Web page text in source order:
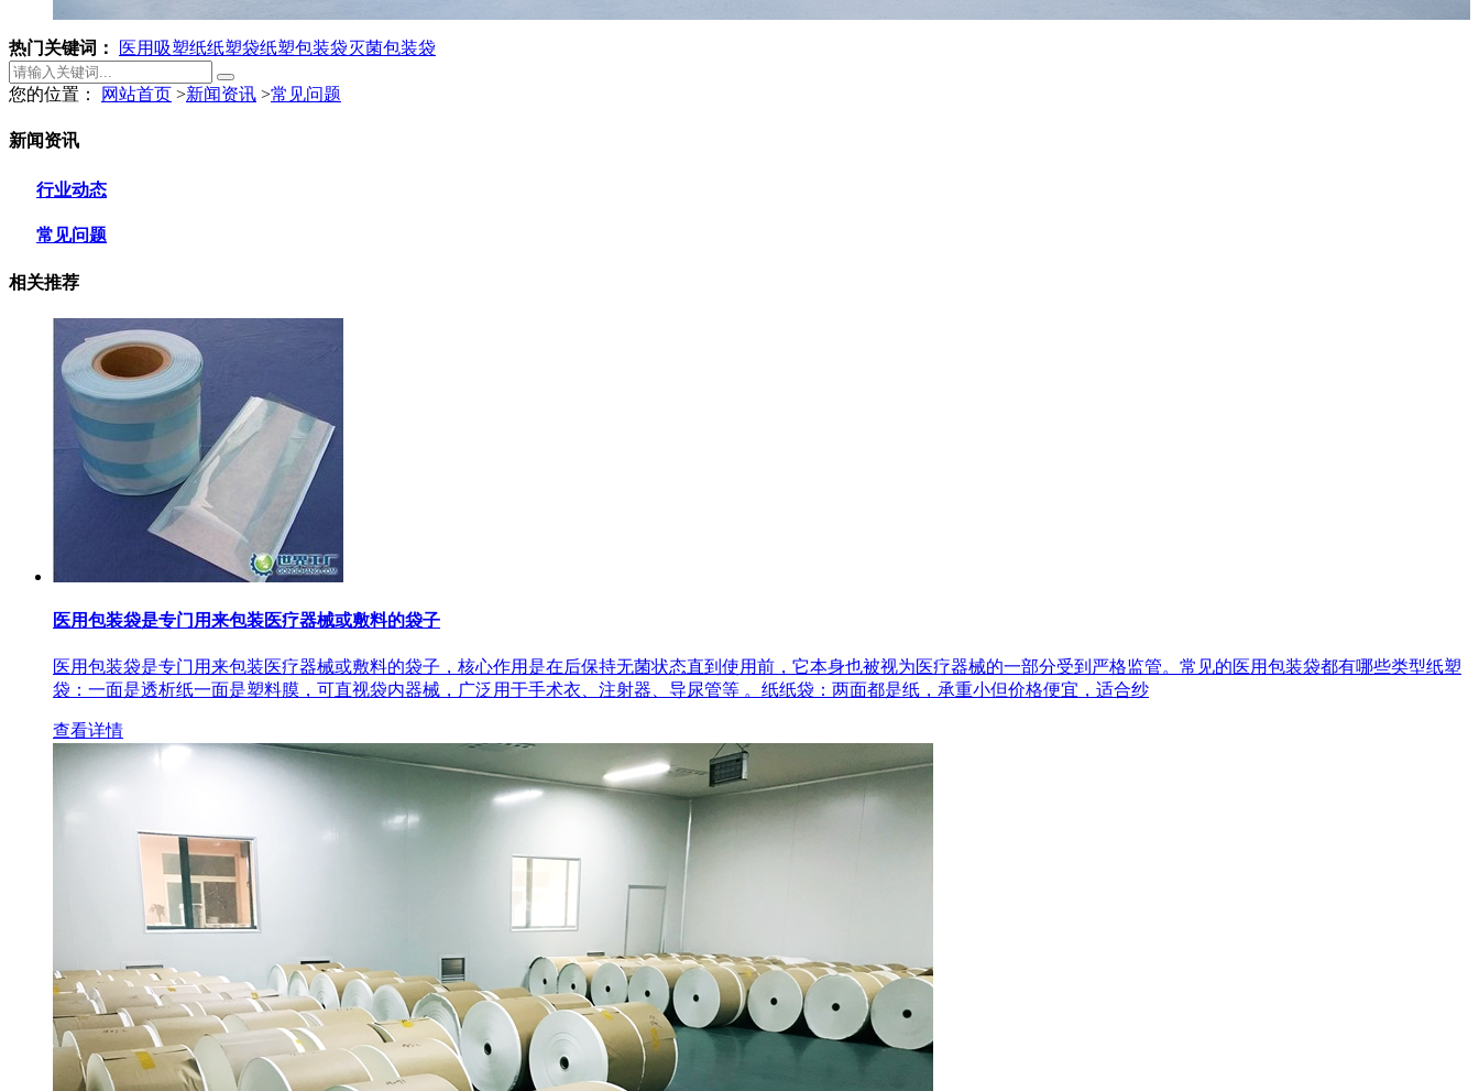
热门关键词： 医用吸塑纸纸塑袋纸塑包装袋灭菌包装袋
您的位置： 网站首页 >新闻资讯 >常见问题
新闻资讯
行业动态
常见问题
相关推荐
医用包装袋‌是专门用来包装医疗器械或敷料的袋子
医用包装袋‌是专门用来包装医疗器械或敷料的袋子，核心作用是在后‌保持无菌状态‌直到使用前，它本身也被视为医疗器械的一部分受到严格监管。常见的医用包装袋都有哪些类型‌纸塑
袋‌：一面是透析纸一面是塑料膜，可直视袋内器械，广泛用于手术衣、注射器、导尿管等 。‌纸纸袋‌：两面都是纸，承重小但价格便宜，适合纱
查看详情